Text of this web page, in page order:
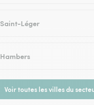
Saint-Léger
Hambers
Voir toutes les villes du